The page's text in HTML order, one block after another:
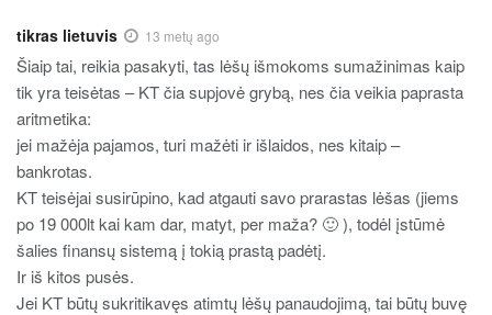
tikras lietuvis 13 metų ago
Šiaip tai, reikia pasakyti, tas lėšų išmokoms sumažinimas kaip
tik yra teisėtas – KT čia supjovė grybą, nes čia veikia paprasta
aritmetika:
jei mažėja pajamos, turi mažėti ir išlaidos, nes kitaip –
bankrotas.
KT teisėjai susirūpino, kad atgauti savo prarastas lėšas (jiems
po 19 000lt kai kam dar, matyt, per maža? 🙂 ), todėl įstūmė
šalies finansų sistemą į tokią prastą padėtį.
Ir iš kitos pusės.
Jei KT būtų sukritikavęs atimtų lėšų panaudojimą, tai būtų buvę